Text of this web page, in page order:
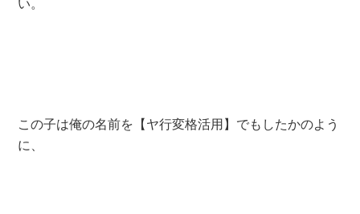
この子は俺の名前を【ヤ行変格活用】でもしたかのよう
に、